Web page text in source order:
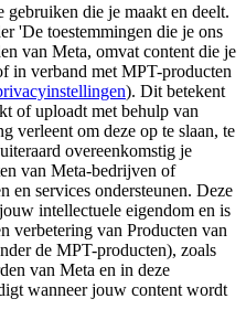
gebruiken die je maakt en deelt.
'De toestemmingen die je ons
van Meta, omvat content die je
in verband met MPT-producten
). Dit betekent
of uploadt met behulp van
verleent om deze op te slaan, te
overeenkomstig je
van Meta-bedrijven of
en services ondersteunen. Deze
intellectuele eigendom en is
verbetering van Producten van
de MPT-producten), zoals
van Meta en in deze
wanneer jouw content wordt